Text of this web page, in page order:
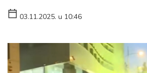
03.11.2025. u 10:46